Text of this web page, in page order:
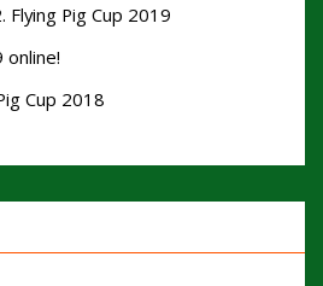
Flying Pig Cup 2019
online!
Cup 2018